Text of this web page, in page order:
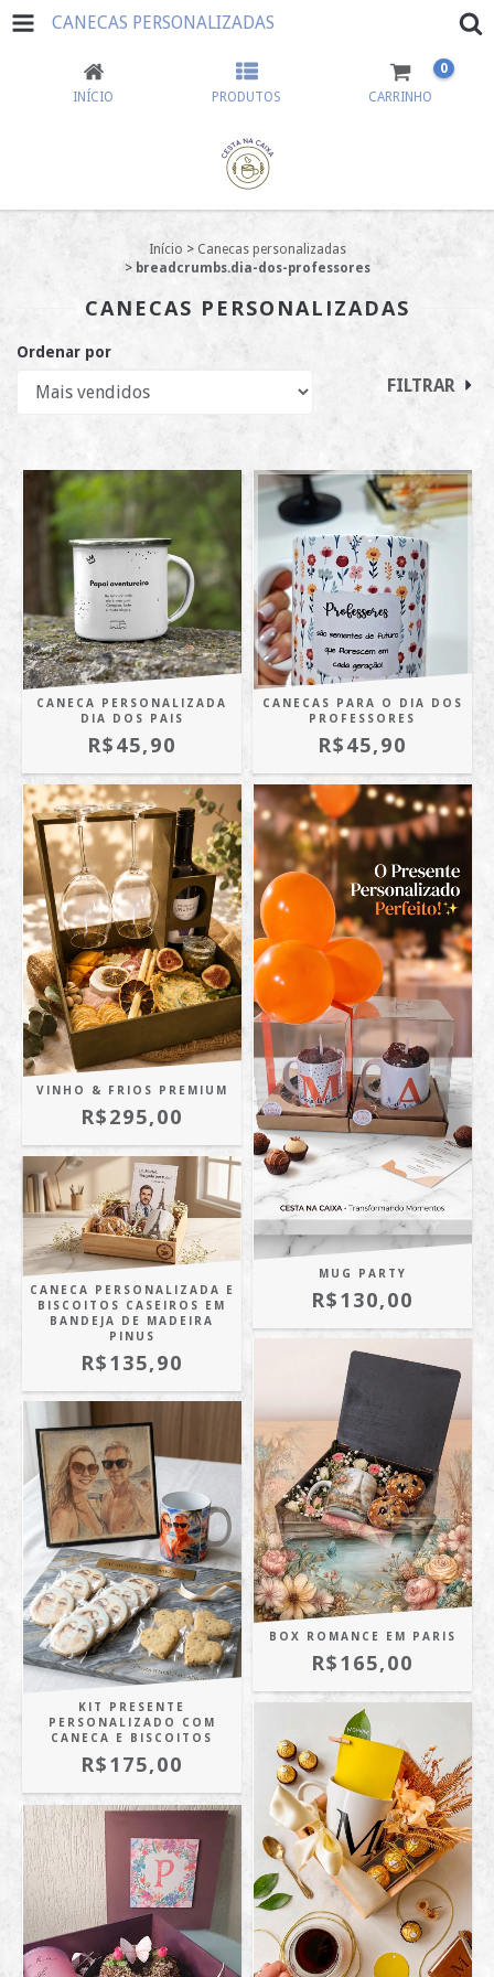
CANECAS PERSONALIZADAS
INÍCIO PRODUTOS CARRINHO
0
Início > Canecas personalizadas
> breadcrumbs.dia-dos-professores
CANECAS PERSONALIZADAS
Ordenar por
FILTRAR
CANECA PERSONALIZADA
DIA DOS PAIS
R$45,90
CANECAS PARA O DIA DOS
PROFESSORES
R$45,90
VINHO & FRIOS PREMIUM
R$295,00
MUG PARTY
R$130,00
CANECA PERSONALIZADA E
BISCOITOS CASEIROS EM
BANDEJA DE MADEIRA
PINUS
R$135,90
BOX ROMANCE EM PARIS
R$165,00
KIT PRESENTE
PERSONALIZADO COM
CANECA E BISCOITOS
R$175,00